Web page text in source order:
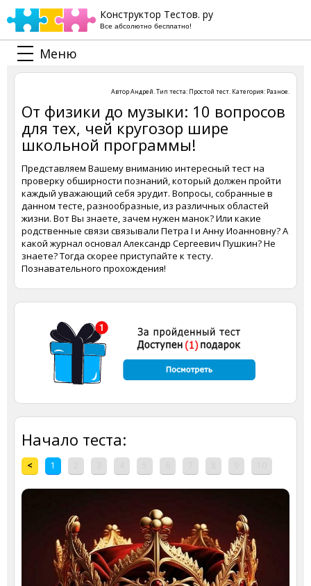
Конструктор Тестов. ру
Все абсолютно бесплатно!
Меню
АвторАндрей. Тип теста: Простой тест. Категория: Разное.
От физики до музыки: 10 вопросов
для тех, чей кругозор шире
школьной программы!
Представляем Вашему вниманию интересный тест на
проверку обширности познаний, который должен пройти
каждый уважающий себя эрудит. Вопросы, собранные в
данном тесте, разнообразные, из различных областей
жизни. Вот Вы знаете, зачем нужен манок? Или какие
родственные связи связывали Петра I и Анну Иоанновну? А
какой журнал основал Александр Сергеевич Пушкин? Не
знаете? Тогда скорее приступайте к тесту.
Познавательного прохождения!
Начало теста:
< 1